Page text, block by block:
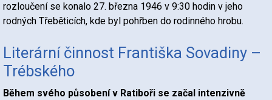
rozloučení se konalo 27. března 1946 v 9:30 hodin v jeho
rodných Třeběticích, kde byl pohřben do rodinného hrobu.
Literární činnost Františka Sovadiny –
Trébského
Během svého působení v Ratiboři se začal intenzivně